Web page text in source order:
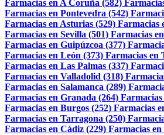
Farmacias en A Coruña (582)
Farmacias en Pontevedra (542)
Farmacias en Asturias (529) Farmacias
Farmacias en Sevilla (501) Farmacias
Farmacias en Guipúzcoa (377)
Farmacias en León (373) Farmacias en
Farmacias en Las Palmas (337)
Farmacias en Valladolid (318)
Farmacias en Salamanca (289)
Farmacias en Granada (264)
Farmacias en Burgos (252) Farmacias
Farmacias en Tarragona (250)
Farmacias en Cádiz (229) Farmacias en